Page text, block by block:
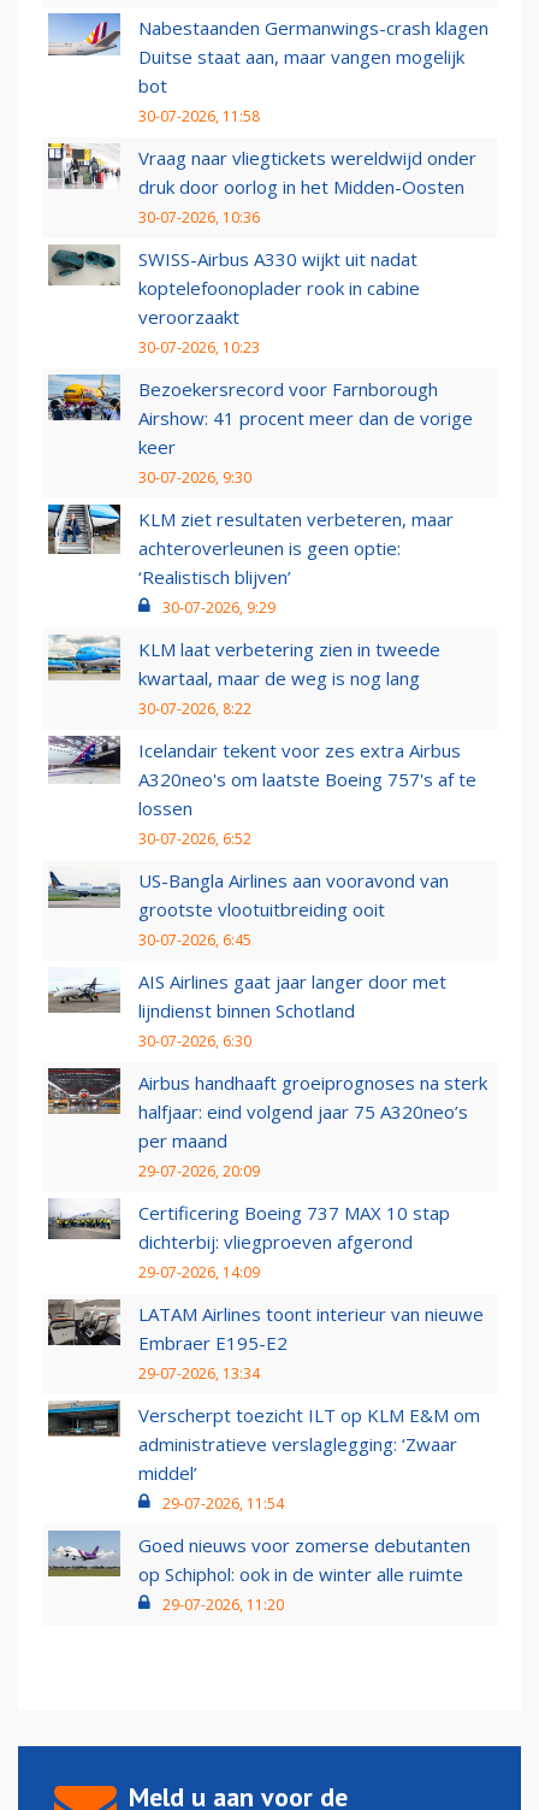
Nabestaanden Germanwings-crash klagen
Duitse staat aan, maar vangen mogelijk
bot
30-07-2026, 11:58
Vraag naar vliegtickets wereldwijd onder
druk door oorlog in het Midden-Oosten
30-07-2026, 10:36
SWISS-Airbus A330 wijkt uit nadat
koptelefoonoplader rook in cabine
veroorzaakt
30-07-2026, 10:23
Bezoekersrecord voor Farnborough
Airshow: 41 procent meer dan de vorige
keer
30-07-2026, 9:30
KLM ziet resultaten verbeteren, maar
achteroverleunen is geen optie:
‘Realistisch blijven’
30-07-2026, 9:29
KLM laat verbetering zien in tweede
kwartaal, maar de weg is nog lang
30-07-2026, 8:22
Icelandair tekent voor zes extra Airbus
A320neo's om laatste Boeing 757's af te
lossen
30-07-2026, 6:52
US-Bangla Airlines aan vooravond van
grootste vlootuitbreiding ooit
30-07-2026, 6:45
AIS Airlines gaat jaar langer door met
lijndienst binnen Schotland
30-07-2026, 6:30
Airbus handhaaft groeiprognoses na sterk
halfjaar: eind volgend jaar 75 A320neo’s
per maand
29-07-2026, 20:09
Certificering Boeing 737 MAX 10 stap
dichterbij: vliegproeven afgerond
29-07-2026, 14:09
LATAM Airlines toont interieur van nieuwe
Embraer E195-E2
29-07-2026, 13:34
Verscherpt toezicht ILT op KLM E&M om
administratieve verslaglegging: ‘Zwaar
middel’
29-07-2026, 11:54
Goed nieuws voor zomerse debutanten
op Schiphol: ook in de winter alle ruimte
29-07-2026, 11:20
Meld u aan voor de